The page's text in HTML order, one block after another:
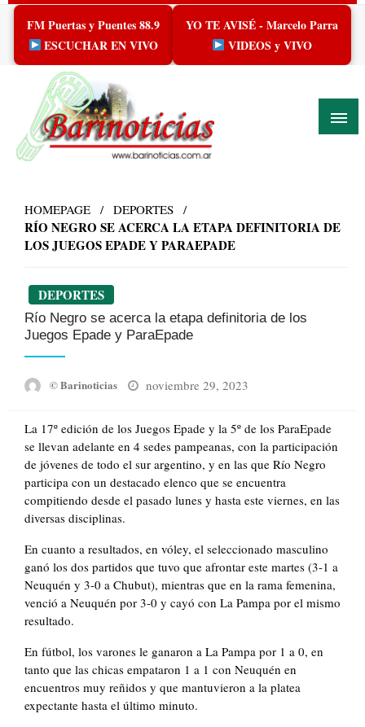
Skip
content
FM Puertas y Puentes 88.9
ESCUCHAR EN VIVO
YO TE AVISÉ - Marcelo Parra
VIDEOS y VIVO
HOMEPAGE DEPORTES
RÍO NEGRO SE ACERCA LA ETAPA DEFINITORIA DE
LOS JUEGOS EPADE Y PARAEPADE
DEPORTES
Río Negro se acerca la etapa definitoria de los
Juegos Epade y ParaEpade
© Barinoticias
Posted
noviembre 29, 2023
La 17º edición de los Juegos Epade y la 5º de los ParaEpade
se llevan adelante en 4 sedes pampeanas, con la participación
de jóvenes de todo el sur argentino, y en las que Río Negro
participa con un destacado elenco que se encuentra
compitiendo desde el pasado lunes y hasta este viernes, en las
diversas disciplinas.
En cuanto a resultados, en vóley, el seleccionado masculino
ganó los dos partidos que tuvo que afrontar este martes (3-1 a
Neuquén y 3-0 a Chubut), mientras que en la rama femenina,
venció a Neuquén por 3-0 y cayó con La Pampa por el mismo
resultado.
En fútbol, los varones le ganaron a La Pampa por 1 a 0, en
tanto que las chicas empataron 1 a 1 con Neuquén en
encuentros muy reñidos y que mantuvieron a la platea
expectante hasta el último minuto.